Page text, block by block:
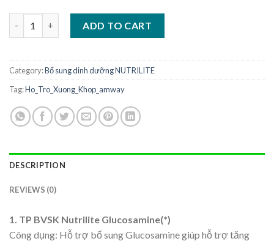
ADD TO CART
Category:Bổ sung dinh dưỡng NUTRILITE
Tag:Ho_Tro_Xuong_Khop_amway
DESCRIPTION
REVIEWS (0)
1. TP BVSK Nutrilite Glucosamine(*)
Công dụng: Hỗ trợ bổ sung Glucosamine giúp hỗ trợ tăng